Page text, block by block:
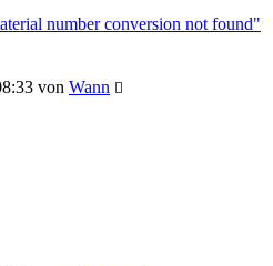
number conversion not found"
von Wann